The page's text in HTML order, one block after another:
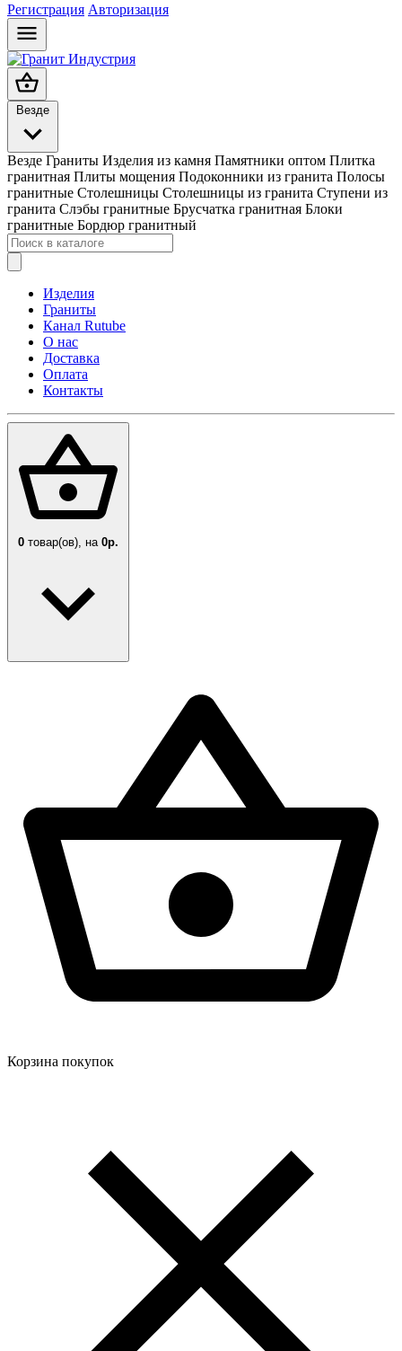
Регистрация Авторизация
Везде
Везде Граниты Изделия из камня Памятники оптом Плитка
гранитная Плиты мощения Подоконники из гранита Полосы
гранитные Столешницы Столешницы из гранита Ступени из
гранита Слэбы гранитные Брусчатка гранитная Блоки
гранитные Бордюр гранитный
Изделия
Граниты
Канал Rutube
О нас
Доставка
Оплата
Контакты
0 товар(ов), на 0р.
Корзина покупок